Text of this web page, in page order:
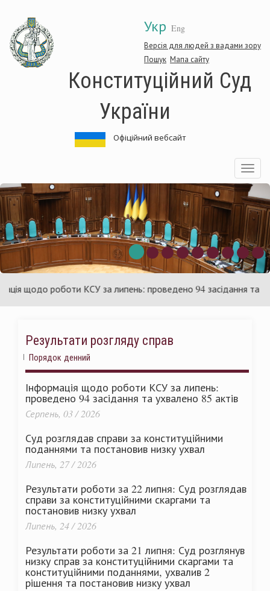
основного
матеріалу
Укр Eng
Версія для людей з вадами зору
Пошук Мапа сайту
Конституційний Суд
України
Офіційний вебсайт
Toggle
щодо роботи КСУ за липень: проведено 94 засідання та
Результати розгляду справ
Порядок денний
Інформація щодо роботи КСУ за липень:
проведено 94 засідання та ухвалено 85 актів
Серпень, 03 / 2026
Суд розглядав справи за конституційними
поданнями та постановив низку ухвал
Липень, 27 / 2026
Результати роботи за 22 липня: Суд розглядав
справи за конституційними скаргами та
постановив низку ухвал
Липень, 24 / 2026
Результати роботи за 21 липня: Суд розглянув
низку справ за конституційними скаргами та
конституційними поданнями, ухвалив 2
рішення та постановив низку ухвал